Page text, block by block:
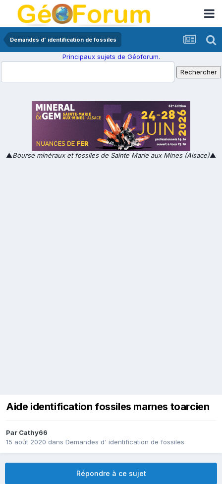
Demandes d' identification de fossiles
Principaux sujets de Géoforum.
▲Bourse minéraux et fossiles de Sainte Marie aux Mines (Alsace)▲
Aide identification fossiles marnes toarcien
Par Cathy66
15 août 2020 dans Demandes d' identification de fossiles
Répondre à ce sujet